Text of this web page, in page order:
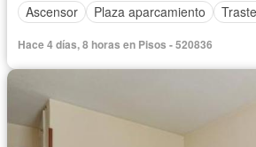
Ascensor
Plaza aparcamiento
Hace 4 días, 8 horas en Pisos - 520836